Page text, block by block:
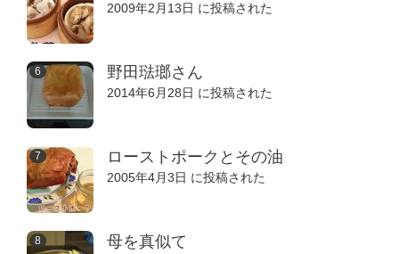
2009年2月13日 に投稿された
野田琺瑯さん
2014年6月28日 に投稿された
ローストポークとその油
2005年4月3日 に投稿された
母を真似て